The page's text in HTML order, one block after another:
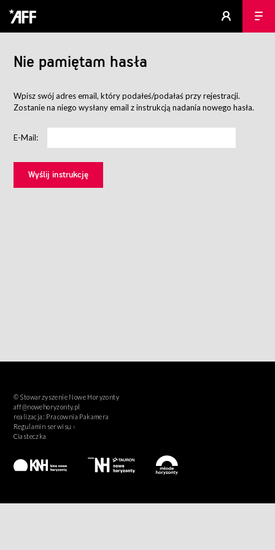
Nie pamiętam hasła
Wpisz swój adres email, który podałeś/podałaś przy rejestracji.
Zostanie na niego wysłany email z instrukcją nadania nowego hasła.
E-Mail:
© Stowarzyszenie Nowe Horyzonty
aff@nowehoryzonty.pl
realizacja: Pracownia Pakamera
Regulamin serwisu ›
Ciasteczka